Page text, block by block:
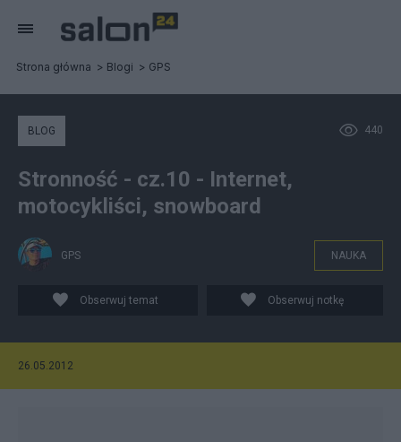
Strona główna Blogi GPS
440
BLOG
Stronność - cz.10 - Internet,
motocykliści, snowboard
GPS NAUKA
Obserwuj temat Obserwuj notkę
26.05.2012